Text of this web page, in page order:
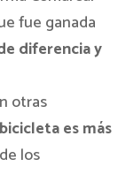
fue ganada
diferencia y
otras
es más
los